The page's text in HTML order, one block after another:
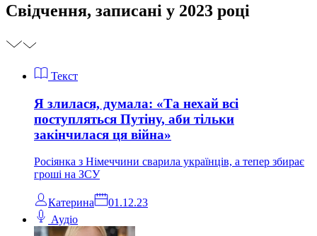
Свідчення, записані у 2023 році
Текст
Я злилася, думала: «Та нехай всі
поступляться Путіну, аби тільки
закінчилася ця війна»
Росіянка з Німеччини сварила українців, а тепер збирає
гроші на ЗСУ
Катерина
01.12.23
Аудіо